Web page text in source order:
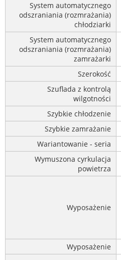
System automatycznego
odszraniania (rozmrażania)
chłodziarki
System automatycznego
odszraniania (rozmrażania)
zamrażarki
Szerokość
Szuflada z kontrolą
wilgotności
Szybkie chłodzenie
Szybkie zamrażanie
Wariantowanie - seria
Wymuszona cyrkulacja
powietrza
Wyposażenie
Wyposażenie